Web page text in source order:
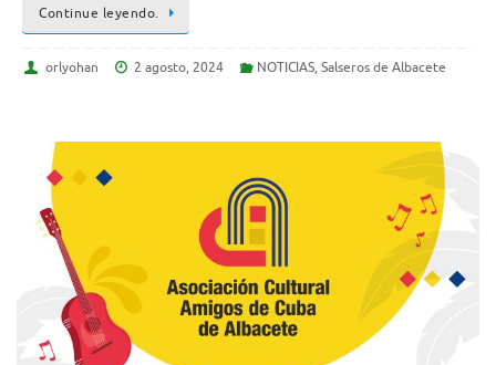
Continue leyendo.
orlyohan 2 agosto, 2024 NOTICIAS, Salseros de Albacete